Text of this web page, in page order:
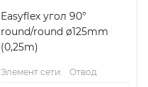
Easyflex угол 90°
round/round ø125mm
(0,25m)
Элемент сети:
Отвод